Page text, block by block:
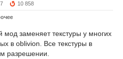
10 858
мод заменяет текстуры у многих
в oblivion. Все текстуры в
разрешении.